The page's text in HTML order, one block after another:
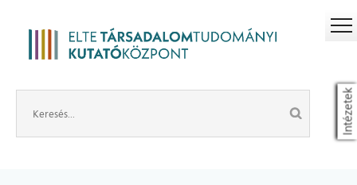
Intézetek